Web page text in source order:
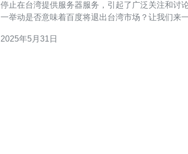
停止在台湾提供服务器服务，引起了广泛关注和讨
一举动是否意味着百度将退出台湾市场？让我们来
出于商业考量。在市场竞争激烈的情况下，百度需要
2025年5月31日